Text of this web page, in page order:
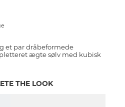
et par dråbeformede
ægte sølv med kubisk
THE LOOK